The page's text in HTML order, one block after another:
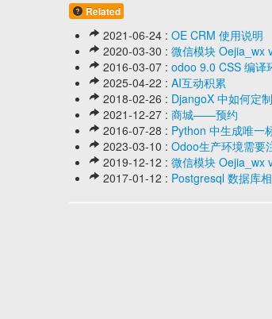
Related
2021-06-24 : OE CRM 使用说明
2020-03-30 : 微信模块 Oejia_wx
2016-03-07 : odoo 9.0 CSS 编译
2025-04-22 : AI互动积累
2018-02-26 : DjangoX 中如何定
2021-12-27 : 商城——预约
2016-07-28 : Python 中生成唯一
2023-03-10 : Odoo生产环境需要
2019-12-12 : 微信模块 Oejia_wx
2017-01-12 : Postgresql 数据库